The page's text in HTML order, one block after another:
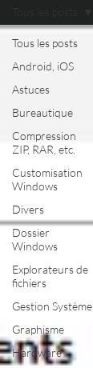
Tous les posts
Android, iOS
Astuces
Bureautique
Compression
ZIP, RAR, etc.
Customisation
Windows
Divers
Dossier
Windows
Explorateurs de
fichiers
Gestion Système
Graphisme
Hardware